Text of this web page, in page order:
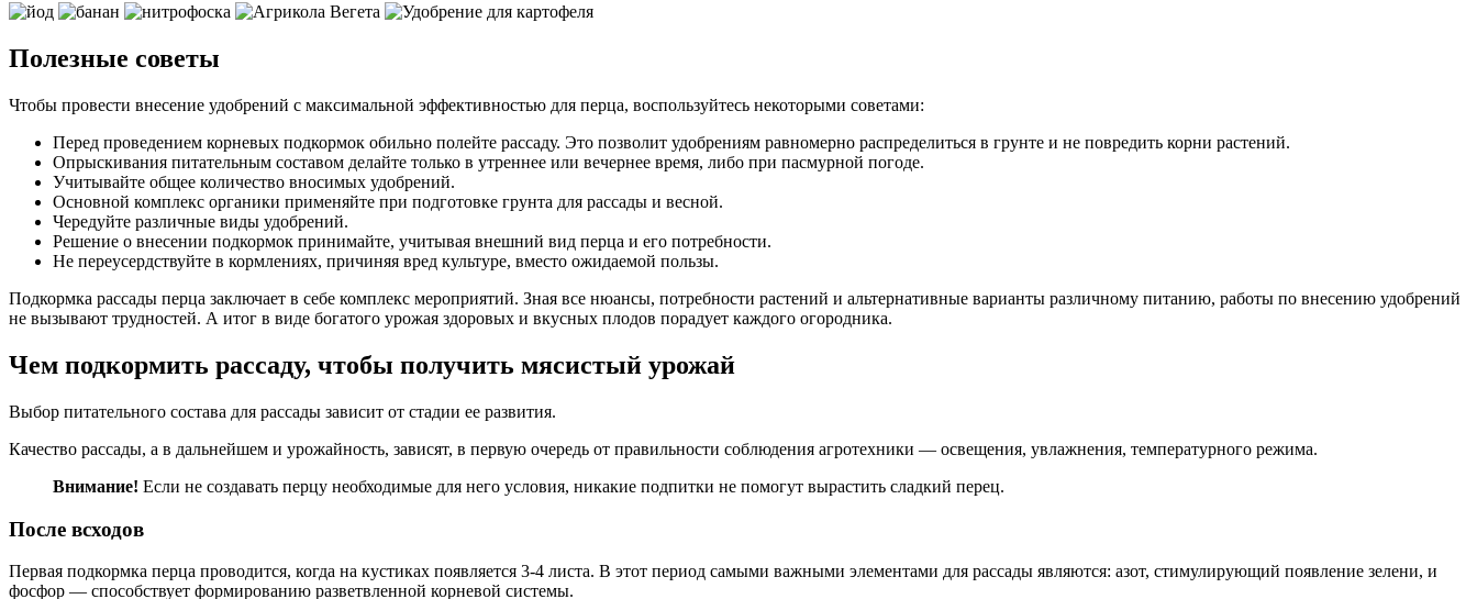
Полезные советы
Чтобы провести внесение удобрений с максимальной эффективностью для перца, воспользуйтесь некоторыми советами:
Перед проведением корневых подкормок обильно полейте рассаду. Это позволит удобрениям равномерно распределиться в грунте и не повредить корни растений.
Опрыскивания питательным составом делайте только в утреннее или вечернее время, либо при пасмурной погоде.
Учитывайте общее количество вносимых удобрений.
Основной комплекс органики применяйте при подготовке грунта для рассады и весной.
Чередуйте различные виды удобрений.
Решение о внесении подкормок принимайте, учитывая внешний вид перца и его потребности.
Не переусердствуйте в кормлениях, причиняя вред культуре, вместо ожидаемой пользы.
Подкормка рассады перца заключает в себе комплекс мероприятий. Зная все нюансы, потребности растений и альтернативные варианты различному питанию, работы по внесению удобрений
не вызывают трудностей. А итог в виде богатого урожая здоровых и вкусных плодов порадует каждого огородника.
Чем подкормить рассаду, чтобы получить мясистый урожай
Выбор питательного состава для рассады зависит от стадии ее развития.
Качество рассады, а в дальнейшем и урожайность, зависят, в первую очередь от правильности соблюдения агротехники — освещения, увлажнения, температурного режима.
Внимание! Если не создавать перцу необходимые для него условия, никакие подпитки не помогут вырастить сладкий перец.
После всходов
Первая подкормка перца проводится, когда на кустиках появляется 3-4 листа. В этот период самыми важными элементами для рассады являются: азот, стимулирующий появление зелени, и
фосфор — способствует формированию разветвленной корневой системы.